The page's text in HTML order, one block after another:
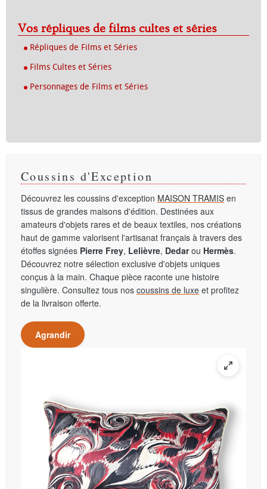
Vos répliques de films cultes et séries
Répliques de Films et Séries
Films Cultes et Séries
Personnages de Films et Séries
Coussins d'Exception
Découvrez les coussins d'exception MAISON TRAMIS en
tissus de grandes maisons d'édition. Destinées aux
amateurs d'objets rares et de beaux textiles, nos créations
haut de gamme valorisent l'artisanat français à travers des
étoffes signées Pierre Frey, Lelièvre, Dedarou Hermès.
Découvrez notre sélection exclusive d'objets uniques
conçus à la main. Chaque pièce raconte une histoire
singulière. Consultez tous nos coussins de luxe et profitez
de la livraison offerte.
Agrandir